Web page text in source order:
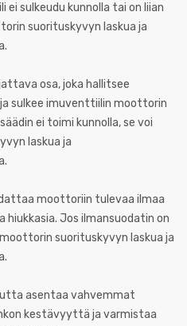
sulkeudu kunnolla tai on liian
suorituskyvyn laskua ja
osa, joka hallitsee
sulkee imuventtiilin moottorin
ei toimi kunnolla, se voi
laskua ja
moottoriin tulevaa ilmaa
hiukkasia. Jos ilmansuodatin on
suorituskyvyn laskua ja
asentaa vahvemmat
kestävyyttä ja varmistaa